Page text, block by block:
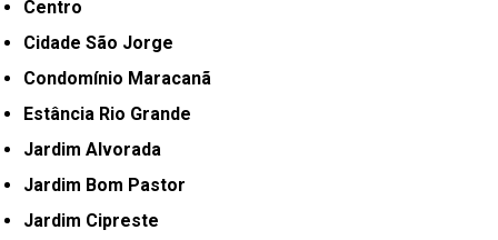
Centro
Cidade São Jorge
Condomínio Maracanã
Estância Rio Grande
Jardim Alvorada
Jardim Bom Pastor
Jardim Cipreste